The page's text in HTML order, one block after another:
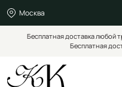
Москва
Бесплатная доставка любой
Бесплатная